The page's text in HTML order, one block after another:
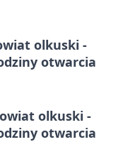
olkuski -
otwarcia
olkuski -
otwarcia